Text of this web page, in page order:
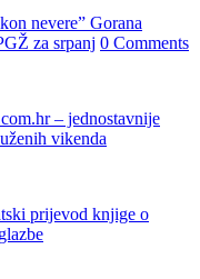
nevere” Gorana
za srpanj 0 Comments
– jednostavnije
vikenda
prijevod knjige o